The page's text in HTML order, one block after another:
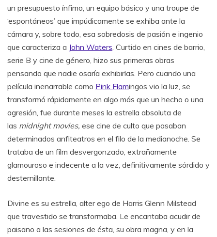
un presupuesto ínfimo, un equipo básico y una troupe de
‘espontáneos’ que impúdicamente se exhiba ante la
cámara y, sobre todo, esa sobredosis de pasión e ingenio
que caracteriza a John Waters. Curtido en cines de barrio,
serie B y cine de género, hizo sus primeras obras
pensando que nadie osaría exhibirlas. Pero cuando una
película inenarrable como Pink Flamingos vio la luz, se
transformó rápidamente en algo más que un hecho o una
agresión, fue durante meses la estrella absoluta de
las midnight movies, ese cine de culto que pasaban
determinados anfiteatros en el filo de la medianoche. Se
trataba de un film desvergonzado, extrañamente
glamouroso e indecente a la vez, definitivamente sórdido y
desternillante.
Divine es su estrella, alter ego de Harris Glenn Milstead
que travestido se transformaba. Le encantaba acudir de
paisano a las sesiones de ésta, su obra magna, y en la